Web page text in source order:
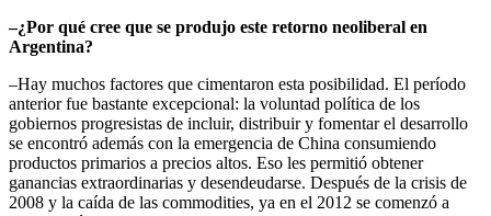
–¿Por qué cree que se produjo este retorno neoliberal en
Argentina?
–Hay muchos factores que cimentaron esta posibilidad. El período
anterior fue bastante excepcional: la voluntad política de los
gobiernos progresistas de incluir, distribuir y fomentar el desarrollo
se encontró además con la emergencia de China consumiendo
productos primarios a precios altos. Eso les permitió obtener
ganancias extraordinarias y desendeudarse. Después de la crisis de
2008 y la caída de las commodities, ya en el 2012 se comenzó a